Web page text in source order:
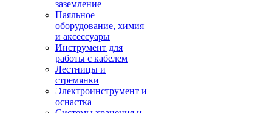
заземление
Паяльное
оборудование, химия
и аксессуары
Инструмент для
работы с кабелем
Лестницы и
стремянки
Электроинструмент и
оснастка